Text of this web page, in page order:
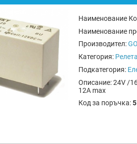
Наименование
Наименование
Производител:
Категория:
Подкатегория:
Описание:24V /
12A max
Код за поръчка: